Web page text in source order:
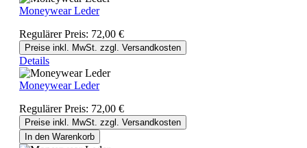
Moneywear Leder
Regulärer Preis: 72,00 €
Preise inkl. MwSt. zzgl. Versandkosten
Details
Moneywear Leder
Regulärer Preis: 72,00 €
Preise inkl. MwSt. zzgl. Versandkosten
In den Warenkorb